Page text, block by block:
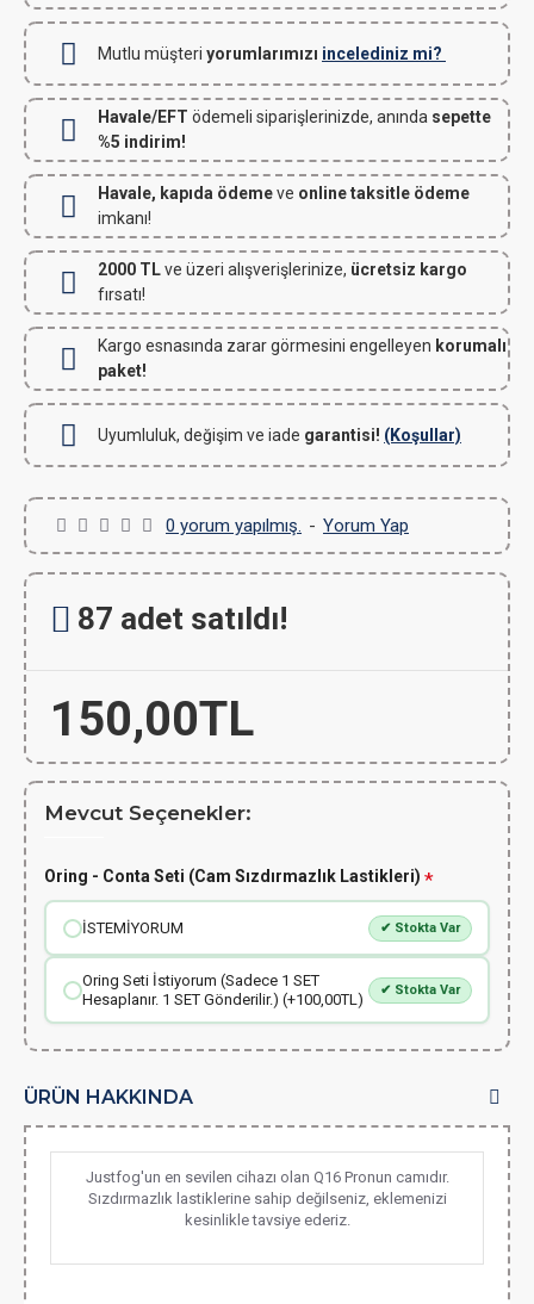
Mutlu müşteri yorumlarımızı incelediniz mi?
Havale/EFT ödemeli siparişlerinizde, anında sepette
%5 indirim!
Havale, kapıda ödemeve online taksitle ödeme
imkanı!
2000 TLve üzeri alışverişlerinize, ücretsiz kargo
fırsatı!
Kargo esnasında zarar görmesini engelleyen korumalı
paket!
Uyumluluk, değişim ve iade garantisi! (Koşullar)
0 yorum yapılmış. - Yorum Yap
150,00TL
87 adet satıldı!
Mevcut Seçenekler:
Oring - Conta Seti (Cam Sızdırmazlık Lastikleri)
İSTEMİYORUM ✔ Stokta Var
Oring Seti İstiyorum (Sadece 1 SET
Hesaplanır. 1 SET Gönderilir.) (+100,00TL)
✔ Stokta Var
ÜRÜN HAKKINDA
Justfog'un en sevilen cihazı olan Q16 Pronun camıdır.
Sızdırmazlık lastiklerine sahip değilseniz, eklemenizi
kesinlikle tavsiye ederiz.